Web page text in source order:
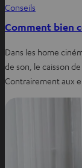
Conseils
Comment bien
Dans les home
de son, le caisson
Contrairement aux